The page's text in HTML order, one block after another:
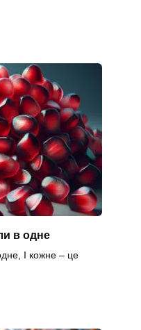
в одне
І кожне – це